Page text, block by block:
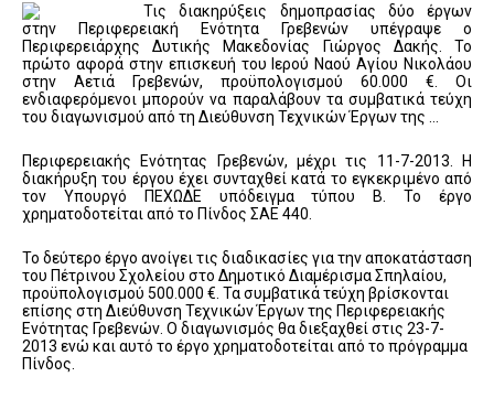
Τις διακηρύξεις δημοπρασίας δύο έργων
στην Περιφερειακή Ενότητα Γρεβενών υπέγραψε ο
Περιφερειάρχης Δυτικής Μακεδονίας Γιώργος Δακής. Το
πρώτο αφορά στην επισκευή του Ιερού Ναού Αγίου Νικολάου
στην Αετιά Γρεβενών, προϋπολογισμού 60.000 €. Οι
ενδιαφερόμενοι μπορούν να παραλάβουν τα συμβατικά τεύχη
του διαγωνισμού από τη Διεύθυνση Τεχνικών Έργων της …
Περιφερειακής Ενότητας Γρεβενών, μέχρι τις 11-7-2013. Η
διακήρυξη του έργου έχει συνταχθεί κατά το εγκεκριμένο από
τον Υπουργό ΠΕΧΩΔΕ υπόδειγμα τύπου Β. Το έργο
χρηματοδοτείται από το Πίνδος ΣΑΕ 440.
Το δεύτερο έργο ανοίγει τις διαδικασίες για την αποκατάσταση
του Πέτρινου Σχολείου στο Δημοτικό Διαμέρισμα Σπηλαίου,
προϋπολογισμού 500.000 €. Τα συμβατικά τεύχη βρίσκονται
επίσης στη Διεύθυνση Τεχνικών Έργων της Περιφερειακής
Ενότητας Γρεβενών. Ο διαγωνισμός θα διεξαχθεί στις 23-7-
2013 ενώ και αυτό το έργο χρηματοδοτείται από το πρόγραμμα
Πίνδος.